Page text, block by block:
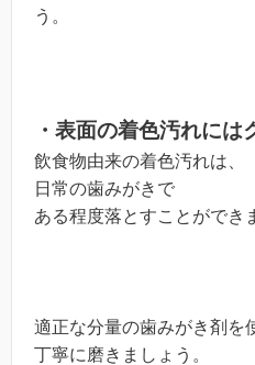
う。
・表面の着色汚れに
飲食物由来の着色汚れは、
日常の歯みがきで
ある程度落とすことができ
適正な分量の歯みがき剤を
丁寧に磨きましょう。